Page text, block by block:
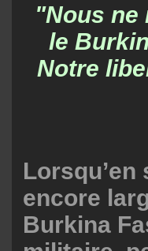
"Nous ne
le
Notre
encore
Burkina